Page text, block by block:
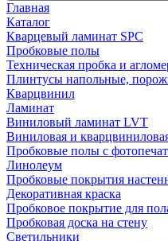
Главная
Каталог
Кварцевый ламинат SPC
Пробковые полы
Техническая пробка и
Плинтусы напольные,
Кварцвинил
Ламинат
Виниловый ламинат LVT
Виниловая и
Пробковые полы с
Линолеум
Пробковые покрытия
Декоративная краска
Пробковое покрытие для
Пробковая доска на стену
Светильники